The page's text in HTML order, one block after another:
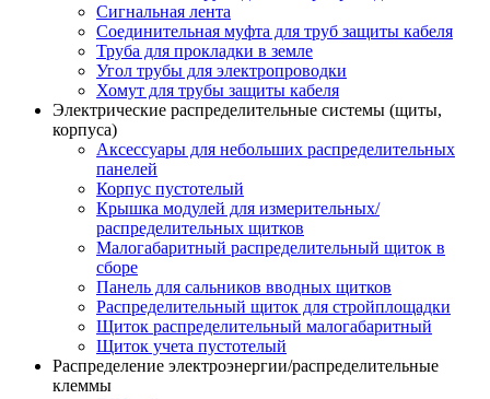
Сигнальная лента
Соединительная муфта для труб защиты кабеля
Труба для прокладки в земле
Угол трубы для электропроводки
Хомут для трубы защиты кабеля
Электрические распределительные системы (щиты,
корпуса)
Аксессуары для небольших распределительных
панелей
Корпус пустотелый
Крышка модулей для измерительных/
распределительных щитков
Малогабаритный распределительный щиток в
сборе
Панель для сальников вводных щитков
Распределительный щиток для стройплощадки
Щиток распределительный малогабаритный
Щиток учета пустотелый
Распределение электроэнергии/распределительные
клеммы